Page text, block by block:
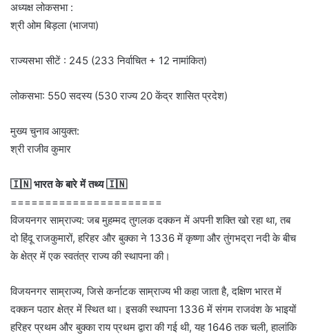
अध्यक्ष लोकसभा :
श्री ओम बिड़ला (भाजपा)
राज्यसभा सीटें : 245 (233 निर्वाचित + 12 नामांकित)
लोकसभा: 550 सदस्य (530 राज्य 20 केंद्र शासित प्रदेश)
मुख्य चुनाव आयुक्त:
श्री राजीव कुमार
🇮🇳 भारत के बारे में तथ्य 🇮🇳
======================
विजयनगर साम्राज्य: जब मुहम्मद तुगलक दक्कन में अपनी शक्ति खो रहा था, तब
दो हिंदू राजकुमारों, हरिहर और बुक्का ने 1336 में कृष्णा और तुंगभद्रा नदी के बीच
के क्षेत्र में एक स्वतंत्र राज्य की स्थापना की।
विजयनगर साम्राज्य, जिसे कर्नाटक साम्राज्य भी कहा जाता है, दक्षिण भारत में
दक्कन पठार क्षेत्र में स्थित था। इसकी स्थापना 1336 में संगम राजवंश के भाइयों
हरिहर प्रथम और बुक्का राय प्रथम द्वारा की गई थी, यह 1646 तक चली, हालांकि